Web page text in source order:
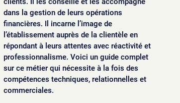
dans la gestion de leurs opérations
financières. Il incarne l’image de
l’établissement auprès de la clientèle en
répondant à leurs attentes avec réactivité et
professionnalisme. Voici un guide complet
sur ce métier qui nécessite à la fois des
compétences techniques, relationnelles et
commerciales.